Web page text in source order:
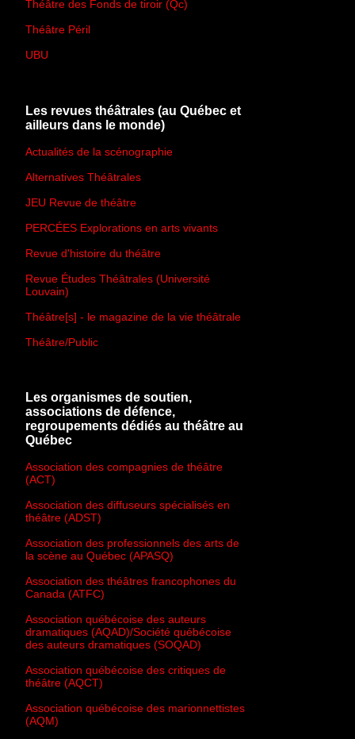
Théâtre des Fonds de tiroir (Qc)
Théâtre Péril
UBU
Les revues théâtrales (au Québec et
ailleurs dans le monde)
Actualités de la scénographie
Alternatives Théâtrales
JEU Revue de théâtre
PERCÉES Explorations en arts vivants
Revue d'histoire du théâtre
Revue Études Théâtrales (Université
Louvain)
Théâtre[s] - le magazine de la vie théâtrale
Théâtre/Public
Les organismes de soutien,
associations de défence,
regroupements dédiés au théâtre au
Québec
Association des compagnies de théâtre
(ACT)
Association des diffuseurs spécialisés en
théâtre (ADST)
Association des professionnels des arts de
la scène au Québec (APASQ)
Association des théâtres francophones du
Canada (ATFC)
Association québécoise des auteurs
dramatiques (AQAD)/Société québécoise
des auteurs dramatiques (SOQAD)
Association québécoise des critiques de
théâtre (AQCT)
Association québécoise des marionnettistes
(AQM)